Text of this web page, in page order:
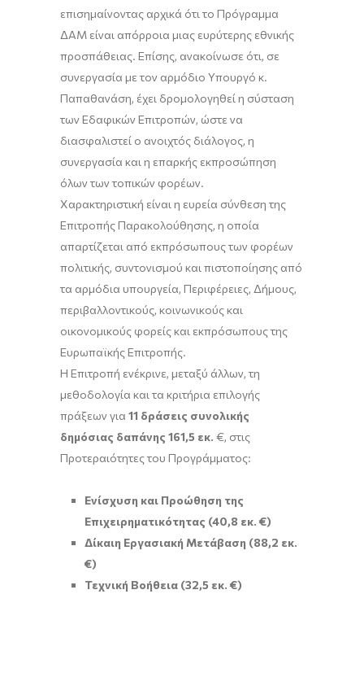
επισημαίνοντας αρχικά ότι το Πρόγραμμα
ΔΑΜ είναι απόρροια μιας ευρύτερης εθνικής
προσπάθειας. Επίσης, ανακοίνωσε ότι, σε
συνεργασία με τον αρμόδιο Υπουργό κ.
Παπαθανάση, έχει δρομολογηθεί η σύσταση
των Εδαφικών Επιτροπών, ώστε να
διασφαλιστεί ο ανοιχτός διάλογος, η
συνεργασία και η επαρκής εκπροσώπηση
όλων των τοπικών φορέων.
Χαρακτηριστική είναι η ευρεία σύνθεση της
Επιτροπής Παρακολούθησης, η οποία
απαρτίζεται από εκπρόσωπους των φορέων
πολιτικής, συντονισμού και πιστοποίησης από
τα αρμόδια υπουργεία, Περιφέρειες, Δήμους,
περιβαλλοντικούς, κοινωνικούς και
οικονομικούς φορείς και εκπρόσωπους της
Ευρωπαϊκής Επιτροπής.
Η Επιτροπή ενέκρινε, μεταξύ άλλων, τη
μεθοδολογία και τα κριτήρια επιλογής
πράξεων για 11 δράσεις συνολικής
δημόσιας δαπάνης 161,5 εκ. €, στις
Προτεραιότητες του Προγράμματος:
Ενίσχυση και Προώθηση της
Επιχειρηματικότητας (40,8 εκ. €)
Δίκαιη Εργασιακή Μετάβαση (88,2 εκ.
€)
Τεχνική Βοήθεια (32,5 εκ. €)